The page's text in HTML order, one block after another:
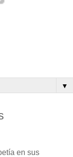
▼
en sus